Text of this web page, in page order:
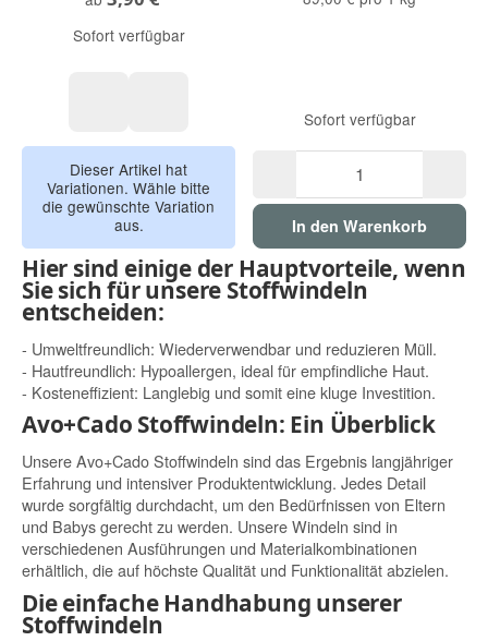
Sofort verfügbar
Dieser Artikel hat
Variationen. Wähle bitte
die gewünschte Variation
aus.
Sofort verfügbar
In den Warenkorb
Hier sind einige der Hauptvorteile, wenn
Sie sich für unsere Stoffwindeln
entscheiden:
- Umweltfreundlich: Wiederverwendbar und reduzieren Müll.
- Hautfreundlich: Hypoallergen, ideal für empfindliche Haut.
- Kosteneffizient: Langlebig und somit eine kluge Investition.
Avo+Cado Stoffwindeln: Ein Überblick
Unsere Avo+Cado Stoffwindeln sind das Ergebnis langjähriger
Erfahrung und intensiver Produktentwicklung. Jedes Detail
wurde sorgfältig durchdacht, um den Bedürfnissen von Eltern
und Babys gerecht zu werden. Unsere Windeln sind in
verschiedenen Ausführungen und Materialkombinationen
erhältlich, die auf höchste Qualität und Funktionalität abzielen.
Die einfache Handhabung unserer
Stoffwindeln